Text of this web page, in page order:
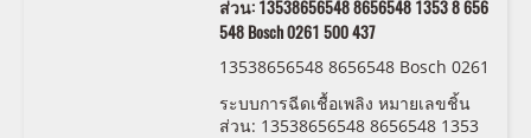
ส่วน: 13538656548 8656548 1353 8 656
548 Bosch 0261 500 437
13538656548 8656548 Bosch 0261
ระบบการฉีดเชื้อเพลิง หมายเลขชิ้น
ส่วน: 13538656548 8656548 1353